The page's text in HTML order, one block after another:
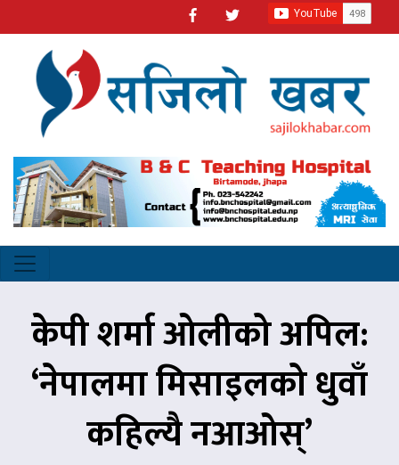
केपी शर्मा ओलीको अपिल:
‘नेपालमा मिसाइलको धुवाँ
कहिल्यै नआओस्’